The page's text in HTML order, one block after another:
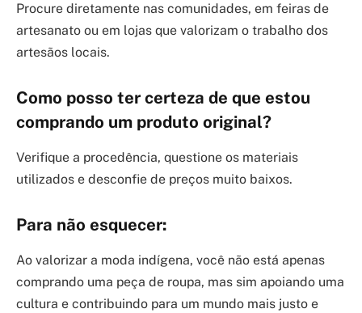
Procure diretamente nas comunidades, em feiras de
artesanato ou em lojas que valorizam o trabalho dos
artesãos locais.
Como posso ter certeza de que estou
comprando um produto original?
Verifique a procedência, questione os materiais
utilizados e desconfie de preços muito baixos.
Para não esquecer:
Ao valorizar a moda indígena, você não está apenas
comprando uma peça de roupa, mas sim apoiando uma
cultura e contribuindo para um mundo mais justo e